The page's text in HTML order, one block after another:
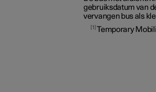
gebruiksdatum van
vervangen bus als
1 Temporary